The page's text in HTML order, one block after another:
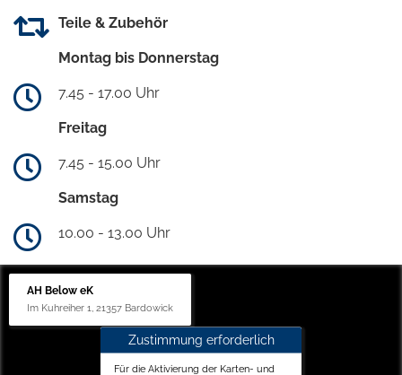
Teile & Zubehör
Montag bis Donnerstag
7.45 - 17.00 Uhr
Freitag
7.45 - 15.00 Uhr
Samstag
10.00 - 13.00 Uhr
AH Below eK
Im Kuhreiher 1, 21357 Bardowick
Zustimmung erforderlich
Für die Aktivierung der Karten- und